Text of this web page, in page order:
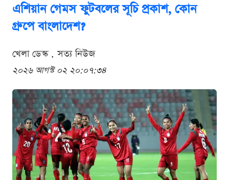
এশিয়ান গেমস ফুটবলের সূচি প্রকাশ, কোন
গ্রুপে বাংলাদেশ?
খেলা ডেস্ক . সত্য নিউজ
২০২৬ আগস্ট ০২ ২০:০৭:৩৪